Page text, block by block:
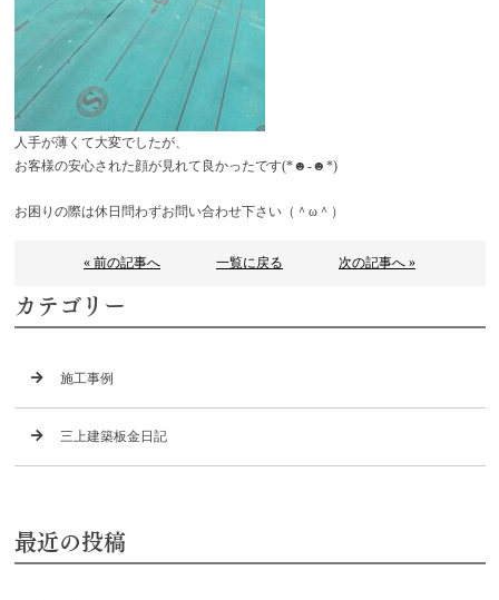
人手が薄くて大変でしたが、
お客様の安心された顔が見れて良かったです(*☻-☻*)
お困りの際は休日問わずお問い合わせ下さい（＾ω＾）
« 前の記事へ 一覧に戻る 次の記事へ »
カテゴリー
施工事例
三上建築板金日記
最近の投稿